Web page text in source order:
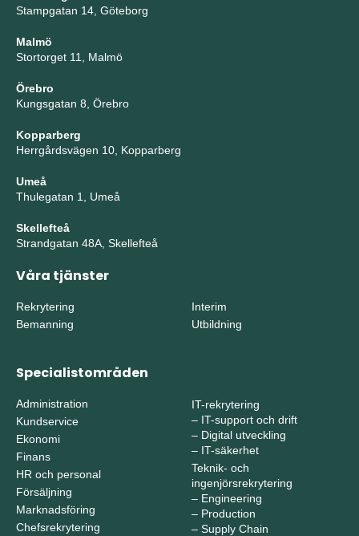
Stampgatan 14, Göteborg
Malmö
Stortorget 11, Malmö
Örebro
Kungsgatan 8, Örebro
Kopparberg
Herrgårdsvägen 10, Kopparberg
Umeå
Thulegatan 1, Umeå
Skellefteå
Strandgatan 48A, Skellefteå
Våra tjänster
Rekrytering
Bemanning
Interim
Utbildning
Specialistområden
Administration
Kundservice
Ekonomi
Finans
HR och personal
Försäljning
Marknadsföring
Chefsrekrytering
IT-rekrytering
– IT-support och drift
– Digital utveckling
– IT-säkerhet
Teknik- och
ingenjörsrekrytering
– Engineering
– Production
– Supply Chain